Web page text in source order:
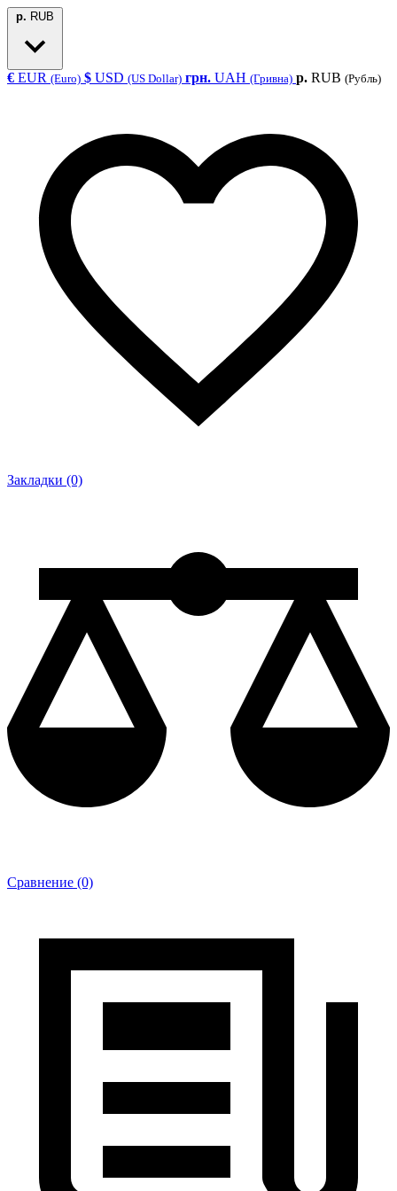
р. RUB
€ EUR (Euro) $ USD (US Dollar) грн. UAH (Гривна) р. RUB (Рубль)
Закладки (0)
Сравнение (0)